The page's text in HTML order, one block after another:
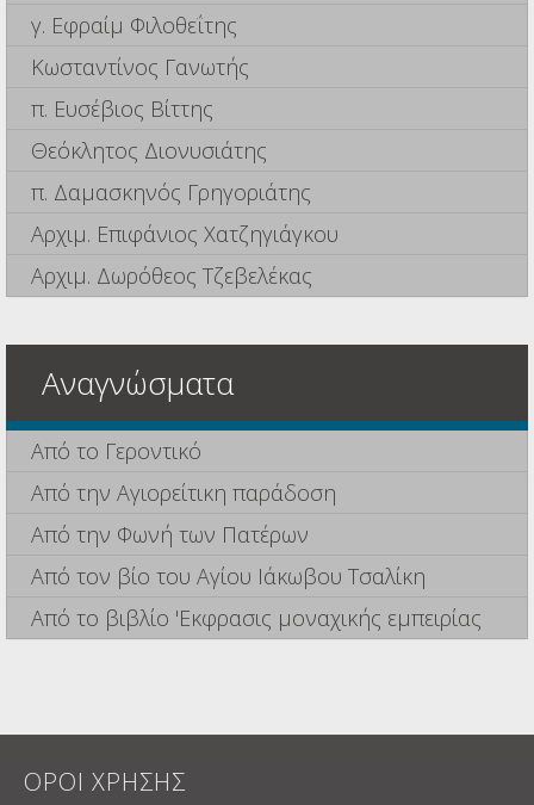
γ. Εφραίμ Φιλοθεΐτης
Κωσταντίνος Γανωτής
π. Ευσέβιος Βίττης
Θεόκλητος Διονυσιάτης
π. Δαμασκηνός Γρηγοριάτης
Αρχιμ. Επιφάνιος Χατζηγιάγκου
Αρχιμ. Δωρόθεος Τζεβελέκας
Αναγνώσματα
Από το Γεροντικό
Από την Αγιορείτικη παράδοση
Από την Φωνή των Πατέρων
Από τον βίο του Αγίου Ιάκωβου Τσαλίκη
Από το βιβλίο 'Εκφρασις μοναχικής εμπειρίας
ΟΡΟΙ ΧΡΗΣΗΣ